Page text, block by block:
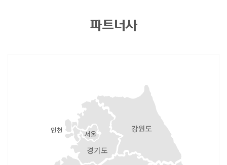
파트너사